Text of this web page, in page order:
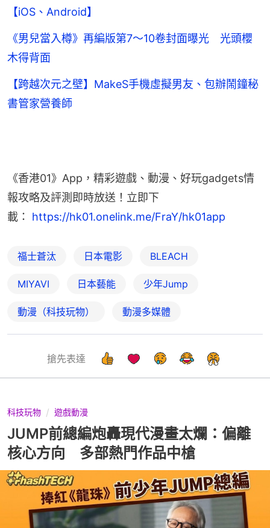
【iOS、Android】
《男兒當入樽》再編版第7～10卷封面曝光 光頭櫻
木得背面
【跨越次元之壁】MakeS手機虛擬男友、包辦鬧鐘秘
書管家營養師
《香港01》App，精彩遊戲、動漫、好玩gadgets情
報攻略及評測即時放送！立即下
載： https://hk01.onelink.me/FraY/hk01app
福士蒼汰 日本電影 BLEACH
MIYAVI 日本藝能 少年Jump
動漫（科技玩物） 動漫多媒體
搶先表達
科技玩物 遊戲動漫
JUMP前總編炮轟現代漫畫太爛：偏離
核心方向 多部熱門作品中槍